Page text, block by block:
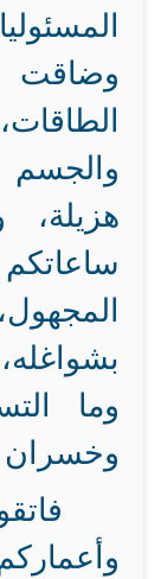
هزيلة،
وما
وخسران